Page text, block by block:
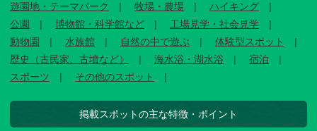
遊園地・テーマパーク 牧場・農場
ハイキング
公園
博物館・科学館など
工場見学・社会見学
動物園
水族館 自然の中で遊ぶ
体験型スポット
歴史（古民家、古墳など）
海水浴・湖水浴
宿泊
スポーツ
その他のスポット
掲載スポットの主な特徴・ポイント